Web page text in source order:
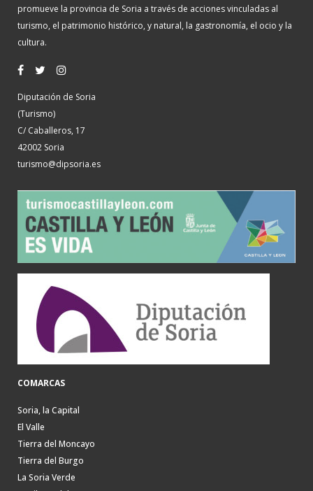
promueve la provincia de Soria a través de acciones vinculadas al
turismo, el patrimonio histórico, y natural, la gastronomía, el ocio y la
cultura.
Diputación de Soria
(Turismo)
C/ Caballeros, 17
42002 Soria
turismo@dipsoria.es
COMARCAS
Soria, la Capital
El Valle
Tierra del Moncayo
Tierra del Burgo
La Soria Verde